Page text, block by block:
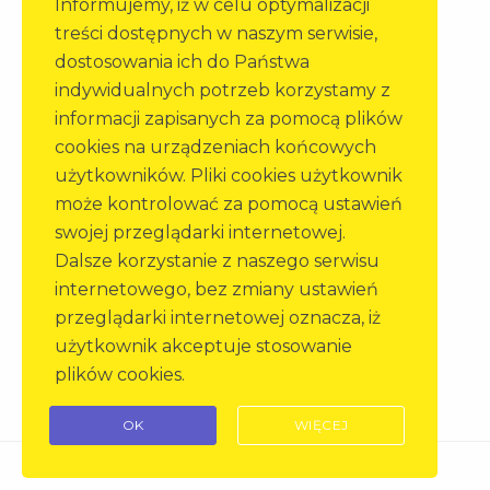
Okręgowy Zespół Działalności
Gospodarczej Sp. z o. o. w Opolu
Informujemy, iż w celu optymalizacji
treści dostępnych w naszym serwisie,
dostosowania ich do Państwa
indywidualnych potrzeb korzystamy z
informacji zapisanych za pomocą plików
cookies na urządzeniach końcowych
użytkowników. Pliki cookies użytkownik
może kontrolować za pomocą ustawień
swojej przeglądarki internetowej.
Dalsze korzystanie z naszego serwisu
internetowego, bez zmiany ustawień
przeglądarki internetowej oznacza, iż
użytkownik akceptuje stosowanie
plików cookies.
OK WIĘCEJ